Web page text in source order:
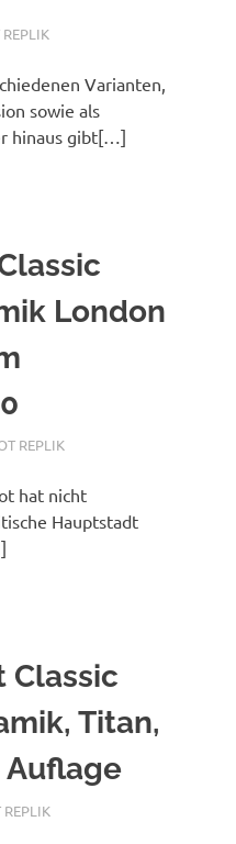
Varianten,
sowie als
hinaus gibt[…]
London
REPLIK
hat nicht
Hauptstadt
Classic
Titan,
REPLIK